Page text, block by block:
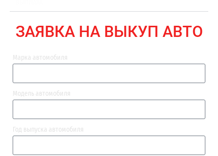
ЗАЯВКА НА ВЫКУП АВТО
Марка автомобиля
Модель автомобиля
Год выпуска автомобиля